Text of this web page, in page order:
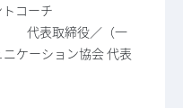
バントコーチ
役／（一
ケーション協会 代表